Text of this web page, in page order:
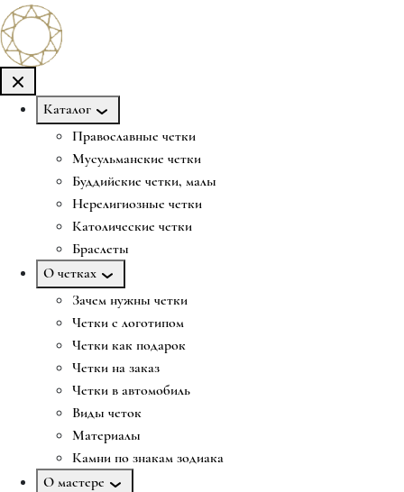
Каталог
Православные четки
Мусульманские четки
Буддийские четки, малы
Нерелигиозные четки
Католические четки
Браслеты
О четках
Зачем нужны четки
Четки с логотипом
Четки как подарок
Четки на заказ
Четки в автомобиль
Виды четок
Материалы
Камни по знакам зодиака
О мастере